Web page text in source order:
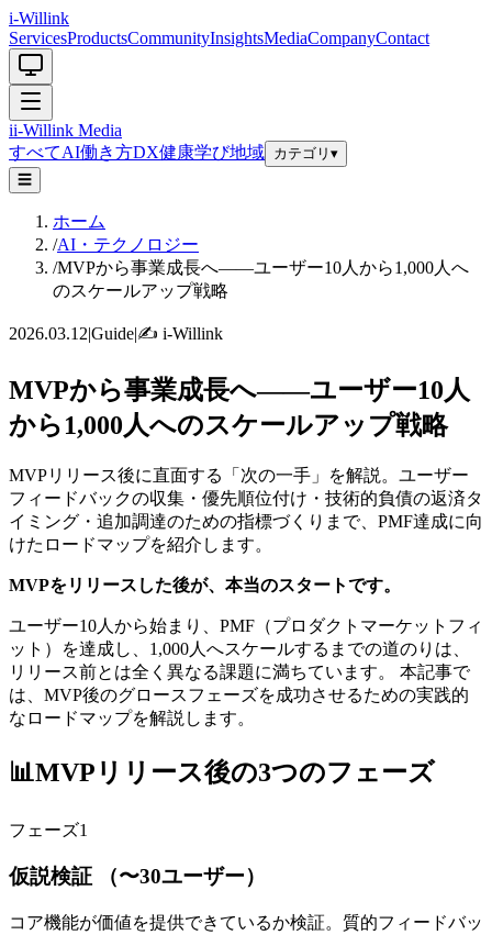
i-Willink
ServicesProductsCommunityInsightsMediaCompanyContact
ii-Willink Media
すべてAI働き方DX健康学び地域 カテゴリ ▾
☰
ホーム
/AI・テクノロジー
/MVPから事業成長へ——ユーザー10人から1,000人へ
のスケールアップ戦略
2026.03.12|Guide|✍️ i-Willink
MVPから事業成長へ——ユーザー10人
から1,000人へのスケールアップ戦略
MVPリリース後に直面する「次の一手」を解説。ユーザー
フィードバックの収集・優先順位付け・技術的負債の返済タ
イミング・追加調達のための指標づくりまで、PMF達成に向
けたロードマップを紹介します。
MVPをリリースした後が、本当のスタートです。
ユーザー10人から始まり、PMF（プロダクトマーケットフィ
ット）を達成し、1,000人へスケールするまでの道のりは、
リリース前とは全く異なる課題に満ちています。 本記事で
は、MVP後のグロースフェーズを成功させるための実践的
なロードマップを解説します。
📊MVPリリース後の3つのフェーズ
フェーズ1
仮説検証 （〜30ユーザー）
コア機能が価値を提供できているか検証。質的フィードバッ